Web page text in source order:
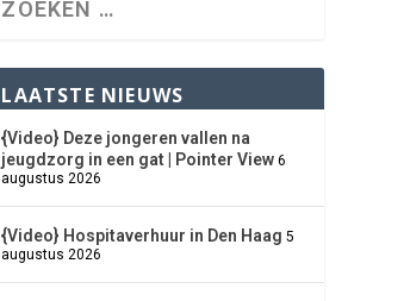
LAATSTE NIEUWS
{Video} Deze jongeren vallen na
jeugdzorg in een gat | Pointer View 6
augustus 2026
{Video} Hospitaverhuur in Den Haag 5
augustus 2026